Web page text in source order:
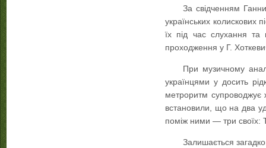
За свідченням
українських колискових
їх під час слухання та
проходження у Г.
При музичному
українцями у досить
метроритм супроводжує
встановили, що на два
поміж ними — три своїх:
Залишається